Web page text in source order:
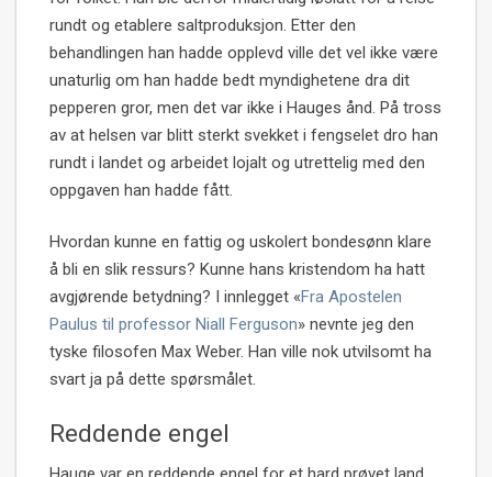
rundt og etablere saltproduksjon. Etter den
behandlingen han hadde opplevd ville det vel ikke være
unaturlig om han hadde bedt myndighetene dra dit
pepperen gror, men det var ikke i Hauges ånd. På tross
av at helsen var blitt sterkt svekket i fengselet dro han
rundt i landet og arbeidet lojalt og utrettelig med den
oppgaven han hadde fått.
Hvordan kunne en fattig og uskolert bondesønn klare
å bli en slik ressurs? Kunne hans kristendom ha hatt
avgjørende betydning? I innlegget «Fra Apostelen
Paulus til professor Niall Ferguson» nevnte jeg den
tyske filosofen Max Weber. Han ville nok utvilsomt ha
svart ja på dette spørsmålet.
Reddende engel